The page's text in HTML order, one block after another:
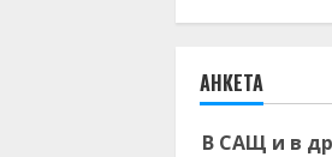
АНКЕТА
В САЩ и в